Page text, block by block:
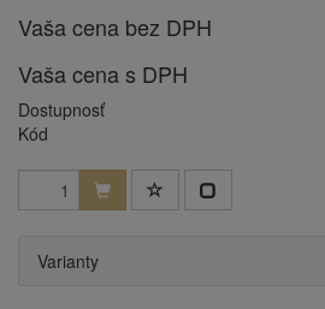
Vaša cena bez DPH
Vaša cena s DPH
Dostupnosť
Kód
Varianty